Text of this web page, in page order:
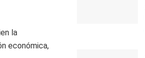
la
económica,